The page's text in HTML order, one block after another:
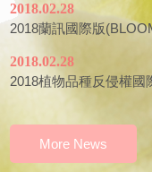
2018.02.28
2018蘭訊國際版
2018.02.28
2018植物品種反侵權國
More News